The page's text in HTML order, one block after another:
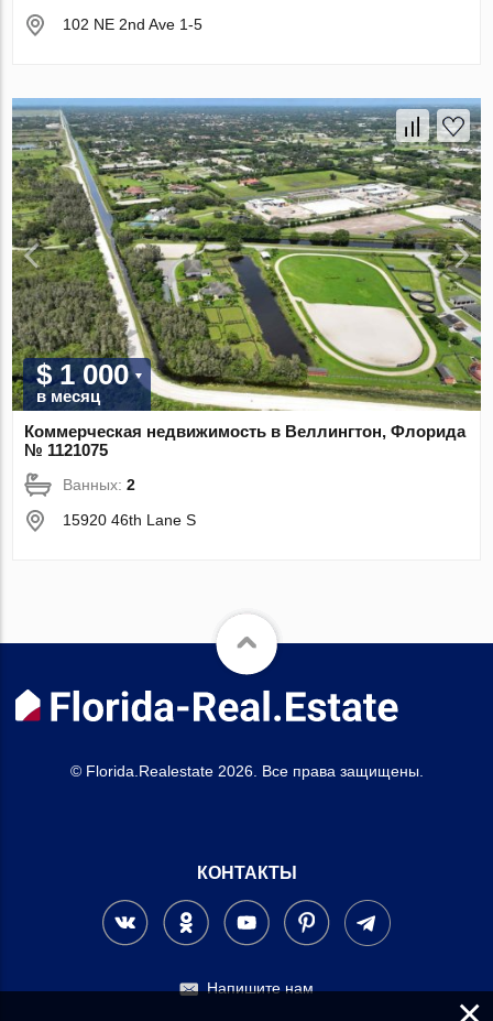
102 NE 2nd Ave 1-5
$ 1 000
в месяц
Коммерческая недвижимость в Веллингтон, Флорида
№ 1121075
Ванных:2
15920 46th Lane S
© Florida.Realestate 2026. Все права защищены.
КОНТАКТЫ
Напишите нам